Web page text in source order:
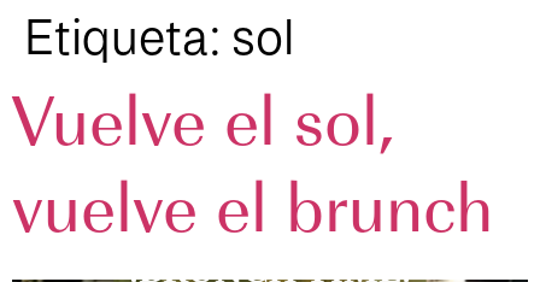
Etiqueta: sol
Vuelve el sol,
vuelve el brunch